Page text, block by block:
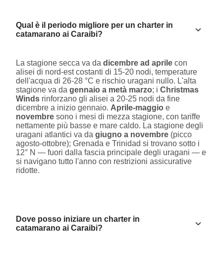
Qual è il periodo migliore per un charter in
catamarano ai Caraibi?
La stagione secca va da dicembre ad aprile con
alisei di nord-est costanti di 15-20 nodi, temperature
dell'acqua di 26-28 °C e rischio uragani nullo. L'alta
stagione va da gennaio a metà marzo; i Christmas
Winds rinforzano gli alisei a 20-25 nodi da fine
dicembre a inizio gennaio. Aprile-maggio e
novembre sono i mesi di mezza stagione, con tariffe
nettamente più basse e mare caldo. La stagione degli
uragani atlantici va da giugno a novembre (picco
agosto-ottobre); Grenada e Trinidad si trovano sotto i
12° N — fuori dalla fascia principale degli uragani — e
si navigano tutto l'anno con restrizioni assicurative
ridotte.
Dove posso iniziare un charter in
catamarano ai Caraibi?